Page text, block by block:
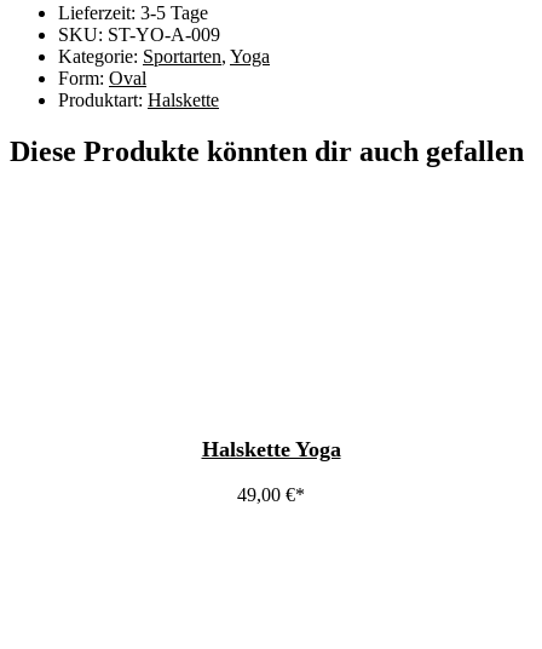
Lieferzeit: 3-5 Tage
SKU: ST-YO-A-009
Kategorie: Sportarten, Yoga
Form: Oval
Produktart: Halskette
Diese Produkte könnten dir auch gefallen
Halskette Yoga
49,00 €